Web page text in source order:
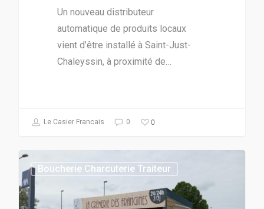
Un nouveau distributeur
automatique de produits locaux
vient d’être installé à Saint-Just-
Chaleyssin, à proximité de…
Le Casier Francais 0 0
Boucherie Charcuterie Traiteur